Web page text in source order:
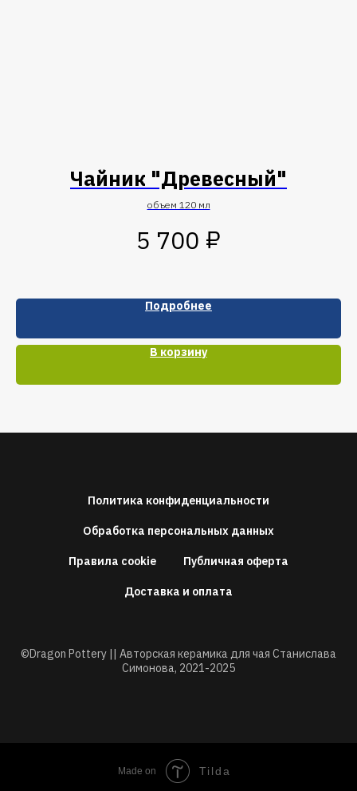
Чайник "Древесный"
объем 120 мл
5 700 ₽
Подробнее
В корзину
Политика конфиденциальности
Обработка персональных данных
Правила cookie Публичная оферта
Доставка и оплата
©Dragon Pottery || Авторская керамика для чая Станислава
Симонова, 2021-2025
Made on Tilda